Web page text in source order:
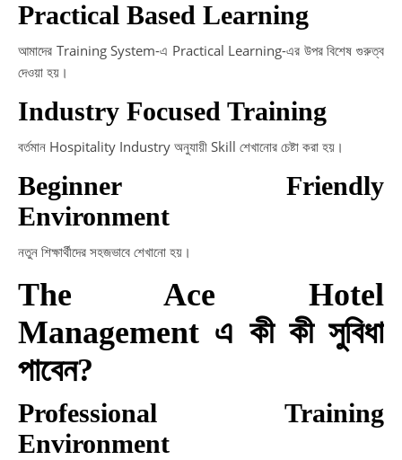
Practical Based Learning
আমাদের Training System-এ Practical Learning-এর উপর বিশেষ গুরুত্ব
দেওয়া হয়।
Industry Focused Training
বর্তমান Hospitality Industry অনুযায়ী Skill শেখানোর চেষ্টা করা হয়।
Beginner Friendly
Environment
নতুন শিক্ষার্থীদের সহজভাবে শেখানো হয়।
The Ace Hotel
Management এ কী কী সুবিধা
পাবেন?
Professional Training
Environment